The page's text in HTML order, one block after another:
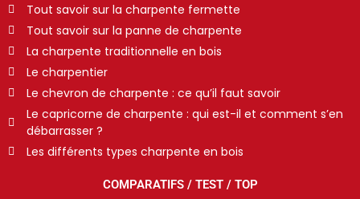
Tout savoir sur la charpente fermette
Tout savoir sur la panne de charpente
La charpente traditionnelle en bois
Le charpentier
Le chevron de charpente : ce qu’il faut savoir
Le capricorne de charpente : qui est-il et comment s’en
débarrasser ?
Les différents types charpente en bois
COMPARATIFS / TEST / TOP